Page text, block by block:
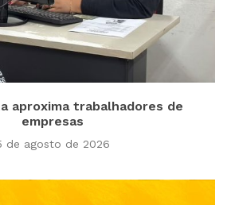
aproxima trabalhadores de
empresas
de agosto de 2026